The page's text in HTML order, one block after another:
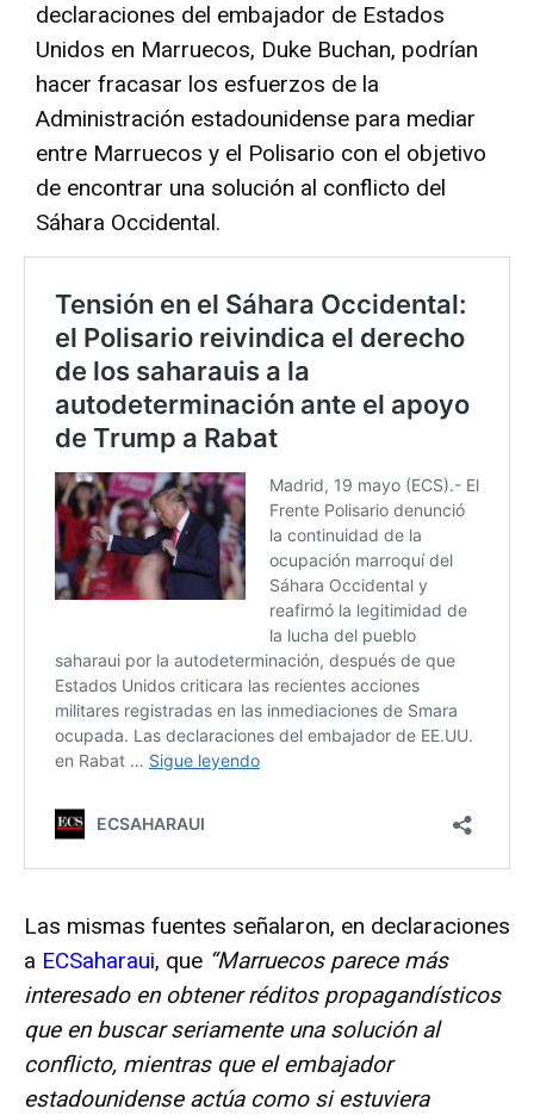
declaraciones del embajador de Estados
Unidos en Marruecos, Duke Buchan, podrían
hacer fracasar los esfuerzos de la
Administración estadounidense para mediar
entre Marruecos y el Polisario con el objetivo
de encontrar una solución al conflicto del
Sáhara Occidental.
Las mismas fuentes señalaron, en declaraciones
a ECSaharaui, que “Marruecos parece más
interesado en obtener réditos propagandísticos
que en buscar seriamente una solución al
conflicto, mientras que el embajador
estadounidense actúa como si estuviera